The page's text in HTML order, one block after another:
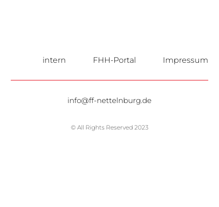
intern FHH-Portal Impressum
info@ff-nettelnburg.de
© All Rights Reserved 2023